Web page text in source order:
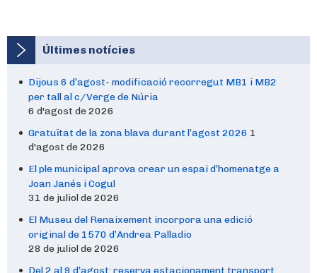
Últimes notícies
Dijous 6 d’agost- modificació recorregut MB1 i MB2
per tall al c/Verge de Núria
6 d'agost de 2026
Gratuïtat de la zona blava durant l’agost 2026 1
d'agost de 2026
El ple municipal aprova crear un espai d’homenatge a
Joan Janés i Cogul
31 de juliol de 2026
El Museu del Renaixement incorpora una edició
original de 1570 d’Andrea Palladio
28 de juliol de 2026
Del 2 al 9 d’agost: reserva estacionament transport